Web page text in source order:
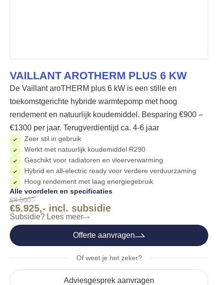
VAILLANT AROTHERM PLUS 6 KW
De Vaillant aroTHERM plus 6 kW is een stille en
toekomstgerichte hybride warmtepomp met hoog
rendement en natuurlijk koudemiddel. Besparing €900 –
€1300 per jaar. Terugverdientijd ca. 4-6 jaar
Zeer stil in gebruik
Werkt met natuurlijk koudemiddel R290
Geschikt voor radiatoren en vloerverwarming
Hybrid en all-electric ready voor verdere verduurzaming
Hoog rendement met laag energiegebruik
Alle voordelen en specificaties
€8.500,-
€5.925,- incl. subsidie
Subsidie? Lees meer
Offerte aanvragen
Of weet je het zeker?
Adviesgesprek aanvragen